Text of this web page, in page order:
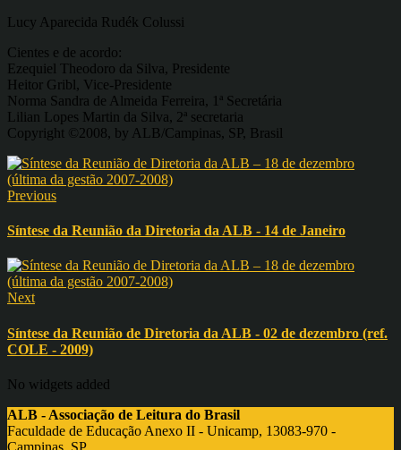
Lucy Aparecida Rudék Colussi
Cientes e de acordo:
Ezequiel Theodoro da Silva, Presidente
Heitor Gribl, Vice-Presidente
Norma Sandra de Almeida Ferreira, 1ª Secretária
Lilian Lopes Martin da Silva, 2ª secretaria
Copyright ©2008, by ALB/Campinas, SP, Brasil
Previous
Síntese da Reunião da Diretoria da ALB - 14 de Janeiro
Next
Síntese da Reunião de Diretoria da ALB - 02 de dezembro (ref.
COLE - 2009)
No widgets added
ALB - Associação de Leitura do Brasil
Faculdade de Educação Anexo II - Unicamp, 13083-970 -
Campinas, SP